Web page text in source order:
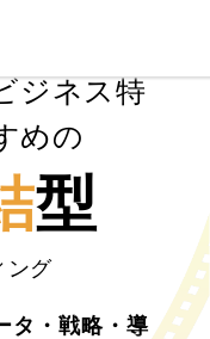
ジネス特
めの
型
ング
タ・戦略・導